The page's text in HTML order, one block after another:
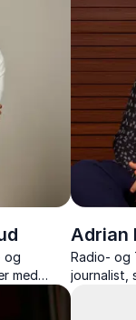
og
med
og
og
Adrian
Radio-
journalist,
foredrag
altid med